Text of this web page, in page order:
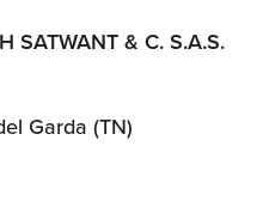
SATWANT & C. S.A.S.
Garda (TN)